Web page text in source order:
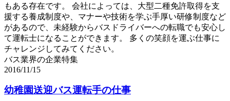
もある存在です。 会社によっては、大型二種免許取得を支
援する養成制度や、マナーや技術を学ぶ手厚い研修制度など
があるので、未経験からバスドライバーへの転職でも安心し
て運転士になることができます。 多くの笑顔を運ぶ仕事に
チャレンジしてみてください。
バス業界の企業特集
2016/11/15
幼稚園送迎バス運転手の仕事